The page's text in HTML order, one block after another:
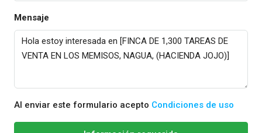
Mensaje
Al enviar este formulario acepto Condiciones de uso